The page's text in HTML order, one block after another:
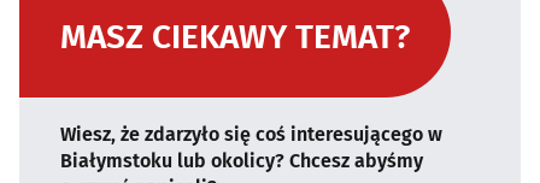
MASZ CIEKAWY TEMAT?
Wiesz, że zdarzyło się coś interesującego w
Białymstoku lub okolicy? Chcesz abyśmy